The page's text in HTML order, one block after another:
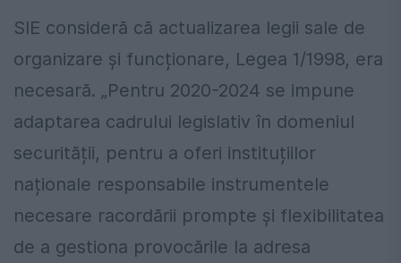
SIE consideră că actualizarea legii sale de
organizare și funcționare, Legea 1/1998, era
necesară. „Pentru 2020-2024 se impune
adaptarea cadrului legislativ în domeniul
securității, pentru a oferi instituțiilor
naționale responsabile instrumentele
necesare racordării prompte şi flexibilitatea
de a gestiona provocările la adresa